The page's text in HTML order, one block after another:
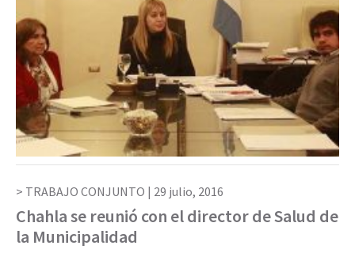
TRABAJO CONJUNTO | 29 julio, 2016
Chahla se reunió con el director de Salud de
la Municipalidad